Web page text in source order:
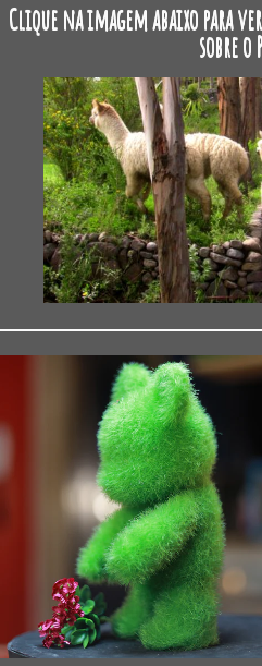
Clique na imagem abaixo para
sobre o